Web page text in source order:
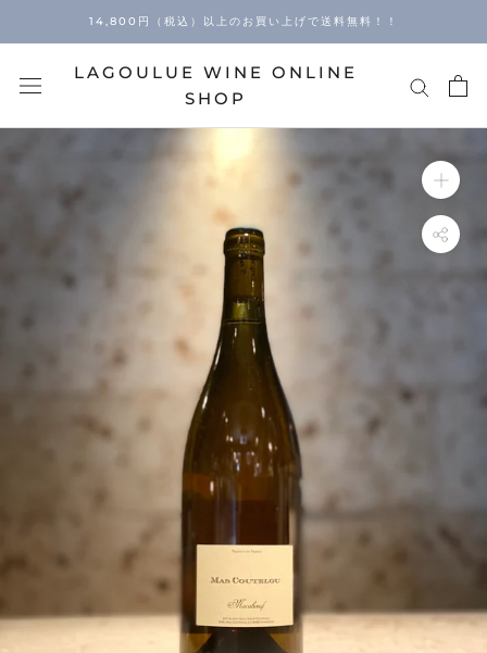
14,800円（税込）以上のお買い上げで送料無料！！
LAGOULUE WINE ONLINE
SHOP